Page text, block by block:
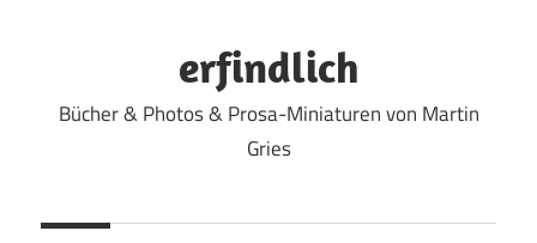
erfindlich
Bücher & Photos & Prosa-Miniaturen von Martin
Gries